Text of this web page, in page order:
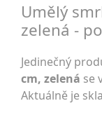
Umělý
zelená -
Jedinečný
cm, zelená se
Aktuálně je